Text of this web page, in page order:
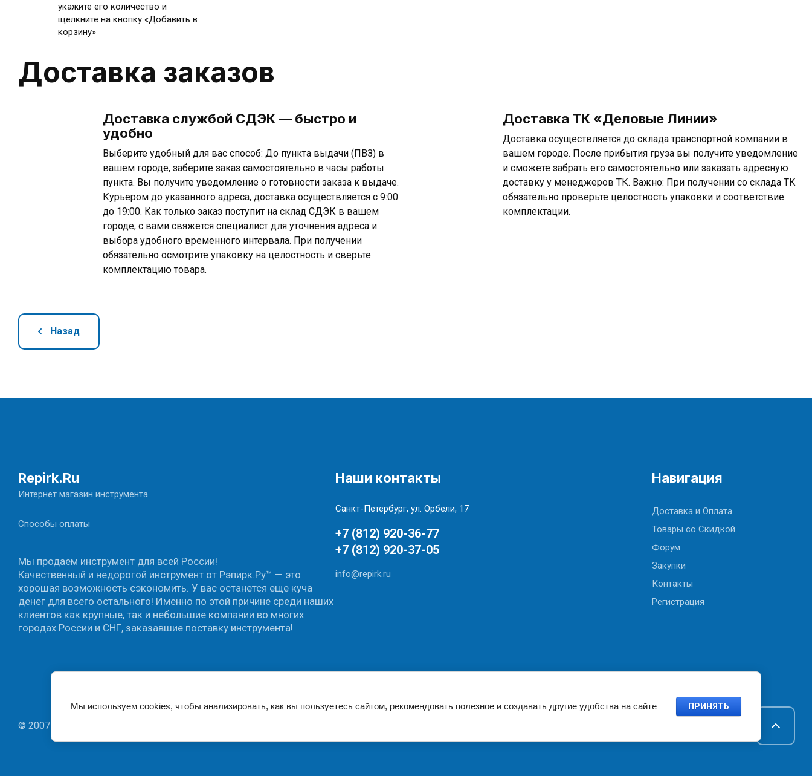
укажите его количество и
щелкните на кнопку «Добавить в
корзину»
Доставка заказов
Доставка службой СДЭК — быстро и
удобно
Выберите удобный для вас способ: До пункта выдачи (ПВЗ) в
вашем городе, заберите заказ самостоятельно в часы работы
пункта. Вы получите уведомление о готовности заказа к выдаче.
Курьером до указанного адреса, доставка осуществляется с 9:00
до 19:00. Как только заказ поступит на склад СДЭК в вашем
городе, с вами свяжется специалист для уточнения адреса и
выбора удобного временного интервала. При получении
обязательно осмотрите упаковку на целостность и сверьте
комплектацию товара.
Доставка ТК «Деловые Линии»
Доставка осуществляется до склада транспортной компании в
вашем городе. После прибытия груза вы получите уведомление
и сможете забрать его самостоятельно или заказать адресную
доставку у менеджеров ТК. Важно: При получении со склада ТК
обязательно проверьте целостность упаковки и соответствие
комплектации.
Назад
Repirk.Ru
Интернет магазин инструмента
Способы оплаты
Мы продаем инструмент для всей России!
Качественный и недорогой инструмент от Рэпирк.Ру™ — это
хорошая возможность сэкономить. У вас останется еще куча
денег для всего остального! Именно по этой причине среди наших
клиентов как крупные, так и небольшие компании во многих
городах России и СНГ, заказавшие поставку инструмента!
Наши контакты
Санкт-Петербург, ул. Орбели, 17
+7 (812) 920-36-77
+7 (812) 920-37-05
info@repirk.ru
Навигация
Доставка и Оплата
Товары со Скидкой
Форум
Закупки
Контакты
Регистрация
© 2007 - 2026 Интернет магазин инструмента Repirk.Ru
Мы используем cookies, чтобы анализировать, как вы пользуетесь сайтом, рекомендовать полезное и создавать другие удобства на сайте ПРИНЯТЬ